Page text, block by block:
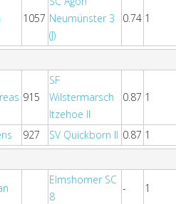
1057 Neumünster 3
(J)
0.74 1
915
SF
Wilstermarsch
Itzehoe II
0.87 1
927 SV Quickborn II 0.87 1
Elmshorner SC
8
- 1